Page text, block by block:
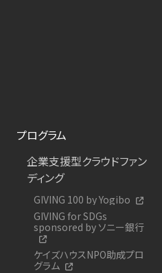
プログラム
企業支援型クラウドファン
ディング
GIVING 100 by Yogibo
GIVING for SDGs
sponsored by ソニー銀行
ケイズハウスNPO助成プロ
グラム